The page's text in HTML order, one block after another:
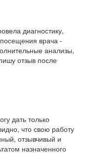
диагностику,
врача -
анализы,
отзыв после
дать только
что свою работу
отзывчивый и
назначенного